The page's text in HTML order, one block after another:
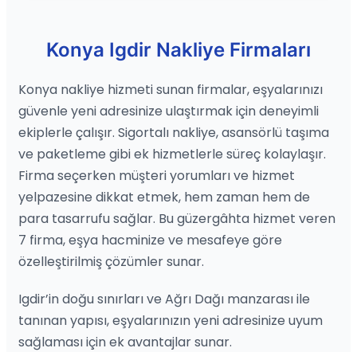
Konya Igdir Nakliye Firmaları
Konya nakliye hizmeti sunan firmalar, eşyalarınızı
güvenle yeni adresinize ulaştırmak için deneyimli
ekiplerle çalışır. Sigortalı nakliye, asansörlü taşıma
ve paketleme gibi ek hizmetlerle süreç kolaylaşır.
Firma seçerken müşteri yorumları ve hizmet
yelpazesine dikkat etmek, hem zaman hem de
para tasarrufu sağlar. Bu güzergâhta hizmet veren
7 firma, eşya hacminize ve mesafeye göre
özelleştirilmiş çözümler sunar.
Igdir’in doğu sınırları ve Ağrı Dağı manzarası ile
tanınan yapısı, eşyalarınızın yeni adresinize uyum
sağlaması için ek avantajlar sunar.